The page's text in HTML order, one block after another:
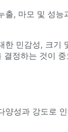
출, 마모 및 성능
민감성, 크기
정하는 것이
성과 강도로